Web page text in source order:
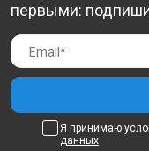
первыми:
Я принимаю
данных